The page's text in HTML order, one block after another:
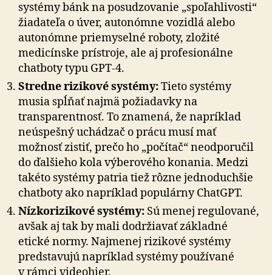
systémy bánk na posudzovanie „spoľahlivosti“
žiadateľa o úver, auto­nómne vozidlá alebo
auto­nómne priemyselné roboty, zložité
medicínske prístroje, ale aj pro­fe­sio­nál­ne
chat­boty typu GPT-4.
Stredne rizikové systémy:Tieto systémy
musia spĺňať najmä požiadavky na
transparentnosť. To znamená, že napríklad
neúspešný uchádzač o prácu musí mať
možnosť zistiť, prečo ho „počítač“ neodporučil
do ďalšieho kola výberového konania. Medzi
takéto systémy patria tiež rôzne jednoduchšie
chatboty ako napríklad populárny ChatGPT.
Nízkorizikové systémy: Sú menej regulované,
avšak aj tak by mali dodržiavať základné
etické normy. Naj­me­nej rizikové systémy
predstavujú napríklad systémy používané